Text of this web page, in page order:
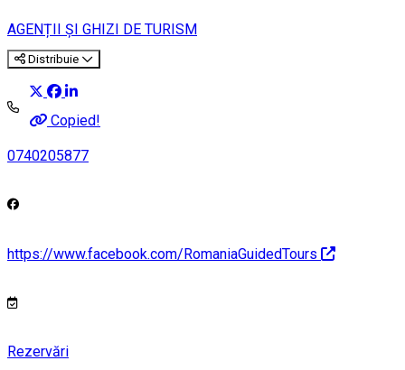
AGENȚII ȘI GHIZI DE TURISM
Distribuie
Copied!
0740205877
https://www.facebook.com/RomaniaGuidedTours
Rezervări